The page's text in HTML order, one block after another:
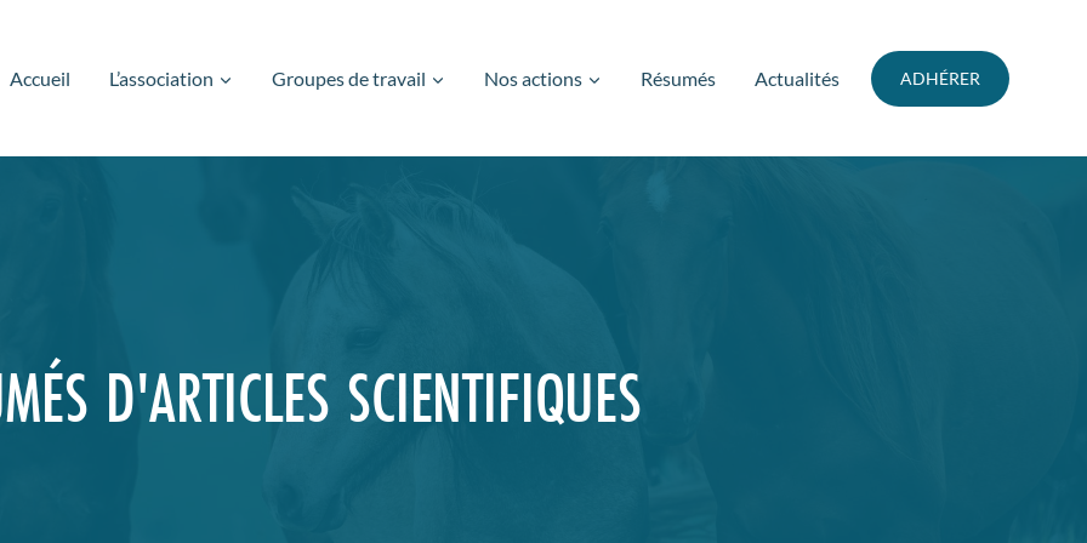
Accueil L’association Groupes de travail Nos actions Résumés Actualités ADHÉRER
D'ARTICLES SCIENTIFIQUES